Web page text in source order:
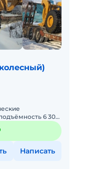
6 300
Написать